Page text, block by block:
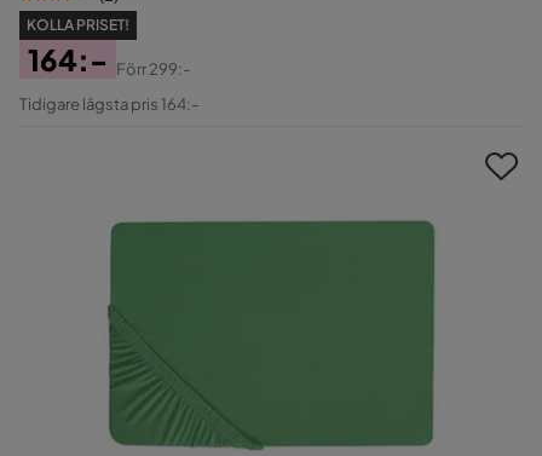
KOLLA PRISET!
Pris
164:-
Original
Förr299:-
Tidigare lägsta pris 164:-